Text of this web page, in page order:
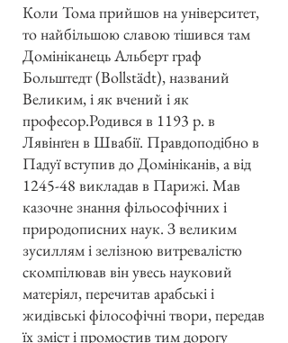
Коли Тома прийшов на університет,
то найбільшою славою тішився там
Домініканець Альберт граф
Больштедт (Bollstädt), названий
Великим, і як вчений і як
професор.Родився в 1193 р. в
Лявінґен в Швабії. Правдоподібно в
Падуї вступив до Домініканів, а від
1245-48 викладав в Парижі. Мав
казочне знання фільософічних і
природописних наук. З великим
зусиллям і зелізною витревалістю
скомпілював він увесь науковий
матеріял, перечитав арабські і
жидівські філософічні твори, передав
їх зміст і промостив тим дорогу